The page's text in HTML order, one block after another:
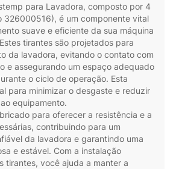
para Lavadora, composto por 4
326000516), é um componente vital
suave e eficiente da sua máquina
tirantes são projetados para
da lavadora, evitando o contato com
e assegurando um espaço adequado
o ciclo de operação. Esta
para minimizar o desgaste e reduzir
equipamento.
para oferecer a resistência e a
contribuindo para um
da lavadora e garantindo uma
e estável. Com a instalação
tirantes, você ajuda a manter a